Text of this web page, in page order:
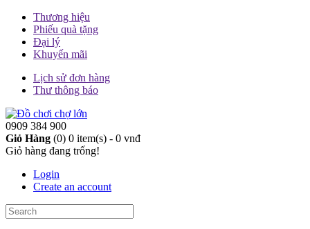
Thương hiệu
Phiếu quà tặng
Đại lý
Khuyến mãi
Lịch sử đơn hàng
Thư thông báo
0909 384 900
Giỏ Hàng (0) 0 item(s) - 0 vnđ
Giỏ hàng đang trống!
Login
Create an account